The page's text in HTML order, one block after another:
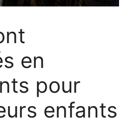
en
pour
enfants